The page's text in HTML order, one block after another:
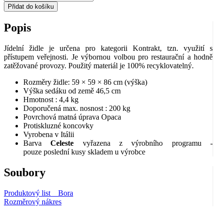
Přidat do košíku
Popis
Jídelní židle je určena pro kategorii Kontrakt, tzn. využití s
přístupem veřejnosti. Je výbornou volbou pro restaurační a hodně
zatěžované provozy. Použitý materiál je 100% recyklovatelný.
Rozměry židle: 59 × 59 × 86 cm (výška)
Výška sedáku od země 46,5 cm
Hmotnost : 4,4 kg
Doporučená max. nosnost : 200 kg
Povrchová matná úprava Opaca
Protiskluzné koncovky
Vyrobena v Itálii
BarvaCeleste vyřazena z výrobního programu -
pouze poslední kusy skladem u výrobce
Soubory
Produktový list _ Bora
Rozměrový nákres